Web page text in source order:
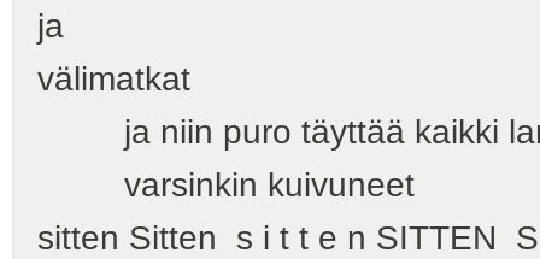
ja
välimatkat
ja niin puro täyttää kaikki
varsinkin kuivuneet
sitten Sitten s i t t e n SITTEN